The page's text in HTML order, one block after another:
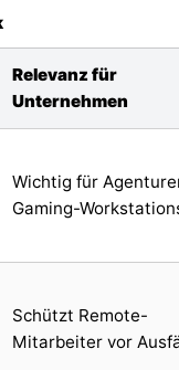
Relevanz für
Unternehmen
Wichtig für
Gaming-
Schützt Remote-
Mitarbeiter vor